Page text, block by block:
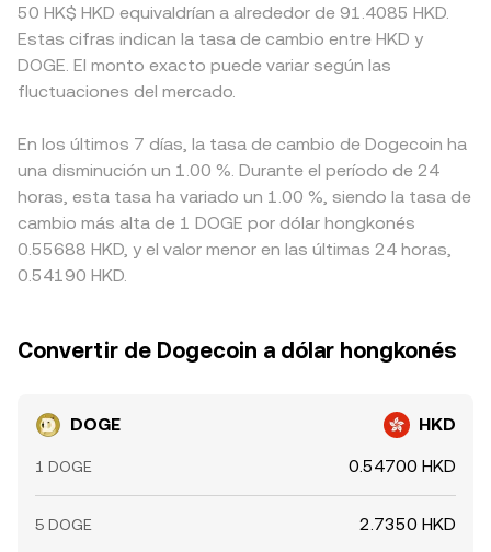
50 HK$ HKD equivaldrían a alrededor de 91.4085 HKD.
Estas cifras indican la tasa de cambio entre HKD y
DOGE. El monto exacto puede variar según las
fluctuaciones del mercado.
En los últimos 7 días, la tasa de cambio de Dogecoin ha
una disminución un 1.00 %. Durante el período de 24
horas, esta tasa ha variado un 1.00 %, siendo la tasa de
cambio más alta de 1 DOGE por dólar hongkonés
0.55688 HKD, y el valor menor en las últimas 24 horas,
0.54190 HKD.
Convertir de Dogecoin a dólar hongkonés
DOGE HKD
1 DOGE 0.54700 HKD
5 DOGE 2.7350 HKD